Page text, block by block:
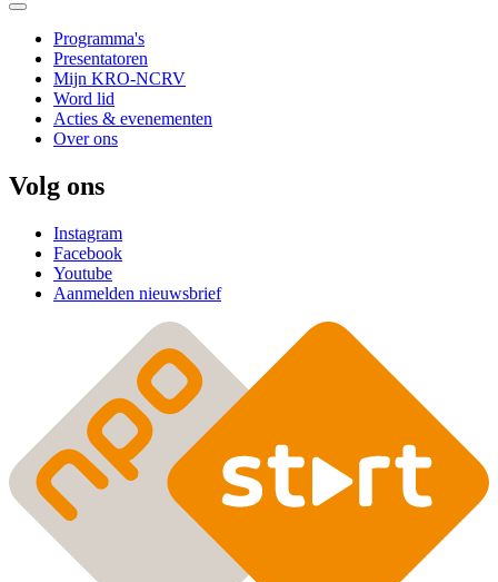
Programma's
Presentatoren
Mijn KRO-NCRV
Word lid
Acties & evenementen
Over ons
Volg ons
Instagram
Facebook
Youtube
Aanmelden nieuwsbrief